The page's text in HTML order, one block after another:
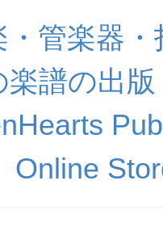
・管楽器・
楽譜の出
Online